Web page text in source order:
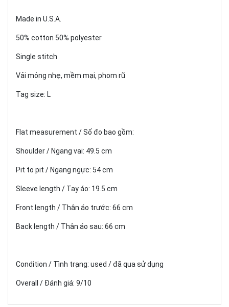
Made in U.S.A.
50% cotton 50% polyester
Single stitch
Vải mỏng nhẹ, mềm mại, phom rũ
Tag size: L
Flat measurement / Số đo bao gồm:
Shoulder / Ngang vai: 49.5 cm
Pit to pit / Ngang ngực: 54 cm
Sleeve length / Tay áo: 19.5 cm
Front length / Thân áo trước: 66 cm
Back length / Thân áo sau: 66 cm
Condition / Tình trạng: used / đã qua sử dụng
Overall / Đánh giá: 9/10